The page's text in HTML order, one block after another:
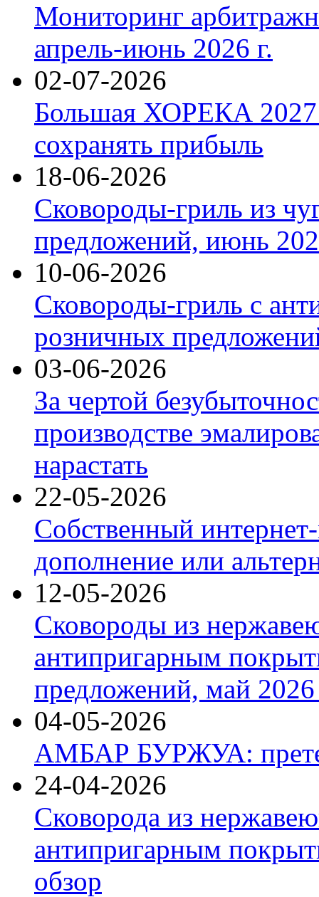
Мониторинг
апрель-июнь 2026 г.
02-07-2026
Большая ХОРЕКА 2027:
сохранять прибыль
18-06-2026
Сковороды-гриль из
предложений, июнь
10-06-2026
Сковороды-гриль с
розничных
03-06-2026
За чертой
производстве
нарастать
22-05-2026
Собственный
дополнение или
12-05-2026
Сковороды из
антипригарным
предложений, май 2026
04-05-2026
АМБАР БУРЖУА:
24-04-2026
Сковорода из
антипригарным
обзор